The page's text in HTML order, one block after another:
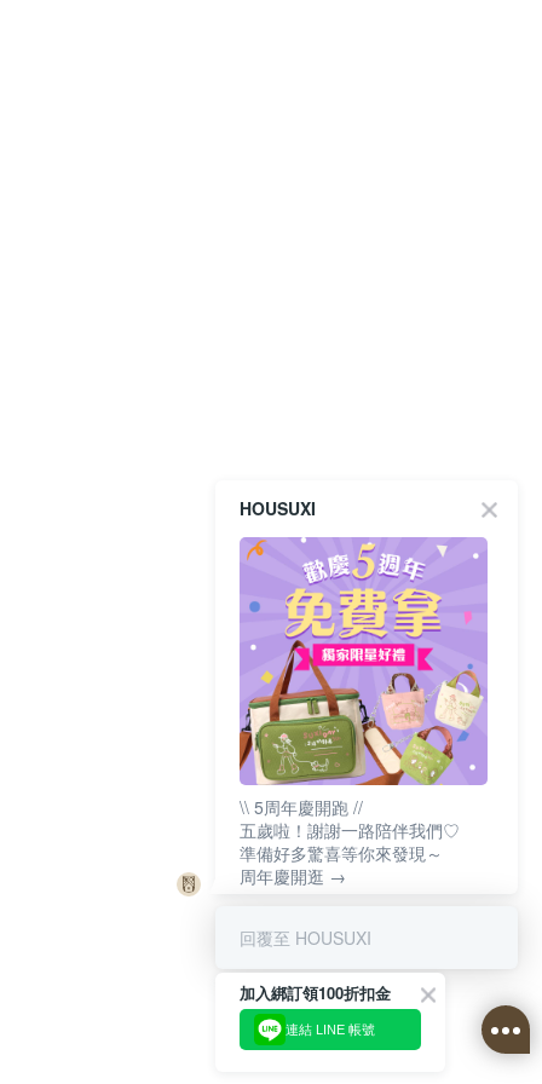
HOUSUXI
\\ 5周年慶開跑 //
五歲啦！謝謝一路陪伴我們♡
準備好多驚喜等你來發現～
周年慶開逛 →
回覆至 HOUSUXI
加入綁訂領100折扣金
連結 LINE 帳號